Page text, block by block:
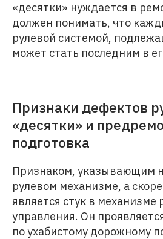
«десятки» нуждается в
должен понимать, что
рулевой системой,
может стать последним в
Признаки дефектов
«десятки» и
подготовка
Признаком, указывающим
рулевом механизме, а
является стук в механизме
управления. Он
по ухабистому дорожному